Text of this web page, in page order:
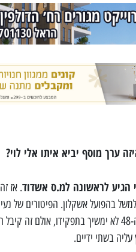
ערך מוסף יביא איתו אלי לוי?
. אז
למשל בהפועל אשקלון. הפיטורים
שלו גרמו לכך שגם לוי בן ה-48 לא ימשיך
בשתי ידיים.